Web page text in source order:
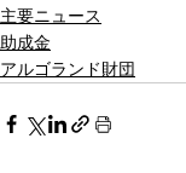
主要ニュース
助成金
アルゴランド財団